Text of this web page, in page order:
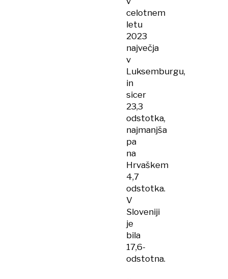
celotnem
letu
2023
največja
v
Luksemburgu,
in
sicer
23,3
odstotka,
najmanjša
pa
na
Hrvaškem
4,7
odstotka.
V
Sloveniji
je
bila
17,6-
odstotna.